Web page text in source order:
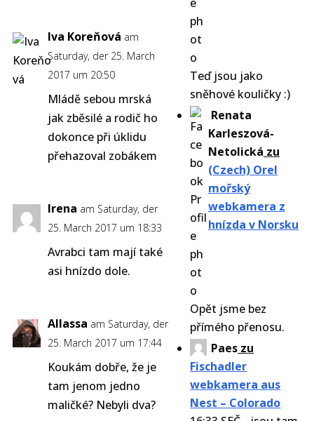
Teď jsou jako
sněhové kouličky :)
Renata
Karleszová-
Netolická zu
(Czech) Orel
mořský
webkamera z
hnízda v Norsku
Opět jsme bez
přímého přenosu.
Paes zu
Fischadler
webkamera aus
Nest – Colorado
Iva Koreňová am
Saturday, der 25. March
2017 um 20:50
Mládě sebou mrská
jak zběsilé a rodič ho
dokonce při úklidu
přehazoval zobákem
Irena am Saturday, der
25. March 2017 um 18:33
Avrabci tam mají také
asi hnízdo dole.
Allassa am Saturday, der
25. March 2017 um 17:44
Koukám dobře, že je
tam jenom jedno
maličké? Nebyli dva?